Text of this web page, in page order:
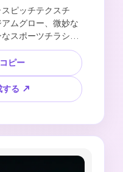
ピッチテクスチ
ムグロー、微妙な
スポーツチラシ構
屋、洗練された広
ゴなし、公式エン
ピーするチームカ
ッカーポスターの
ピー
する ↗